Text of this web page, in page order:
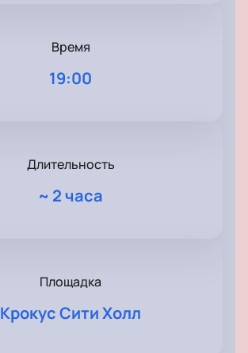
Время
19:00
Длительность
~ 2 часа
Площадка
Крокус Сити Холл